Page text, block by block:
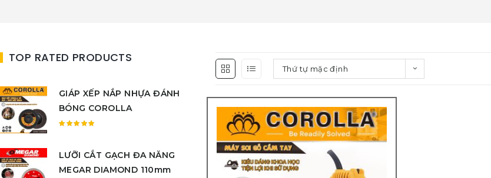
Thứ tự mặc định
TOP RATED PRODUCTS
GIÁP XẾP NẮP NHỰA ĐÁNH
BÓNG COROLLA
hạng
LƯỠI CẮT GẠCH ĐA NĂNG
MEGAR DIAMOND 110mm